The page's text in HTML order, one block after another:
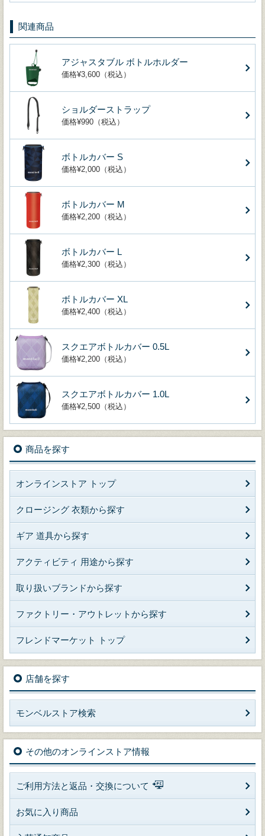
関連商品
アジャスタブル ボトルホルダー
価格¥3,600（税込）
ショルダーストラップ
価格¥990（税込）
ボトルカバー S
価格¥2,000（税込）
ボトルカバー M
価格¥2,200（税込）
ボトルカバー L
価格¥2,300（税込）
ボトルカバー XL
価格¥2,400（税込）
スクエアボトルカバー 0.5L
価格¥2,200（税込）
スクエアボトルカバー 1.0L
価格¥2,500（税込）
商品を探す
オンラインストア トップ
クロージング 衣類から探す
ギア 道具から探す
アクティビティ 用途から探す
取り扱いブランドから探す
ファクトリー・アウトレットから探す
フレンドマーケット トップ
店舗を探す
モンベルストア検索
その他のオンラインストア情報
ご利用方法と返品・交換について
お気に入り商品